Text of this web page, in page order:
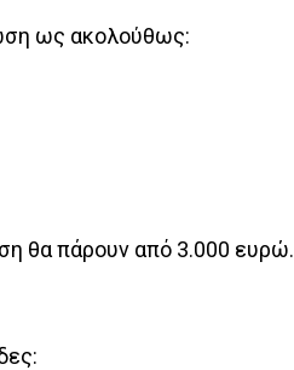
ως ακολούθως:
θα πάρουν από 3.000 ευρώ.